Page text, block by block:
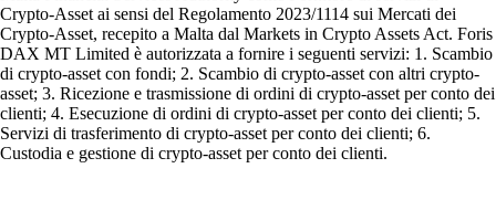
Crypto-Asset ai sensi del Regolamento 2023/1114 sui Mercati dei
Crypto-Asset, recepito a Malta dal Markets in Crypto Assets Act. Foris
DAX MT Limited è autorizzata a fornire i seguenti servizi: 1. Scambio
di crypto-asset con fondi; 2. Scambio di crypto-asset con altri crypto-
asset; 3. Ricezione e trasmissione di ordini di crypto-asset per conto dei
clienti; 4. Esecuzione di ordini di crypto-asset per conto dei clienti; 5.
Servizi di trasferimento di crypto-asset per conto dei clienti; 6.
Custodia e gestione di crypto-asset per conto dei clienti.